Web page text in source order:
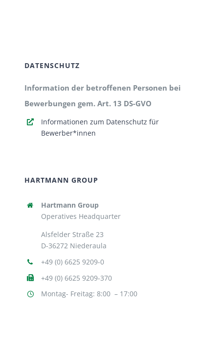
DATENSCHUTZ
Information der betroffenen Personen bei
Bewerbungen gem. Art. 13 DS-GVO
Informationen zum Datenschutz für
Bewerber*innen
HARTMANN GROUP
Hartmann Group
Operatives Headquarter
Alsfelder Straße 23
D-36272 Niederaula
+49 (0) 6625 9209-0
+49 (0) 6625 9209-370
Montag- Freitag: 8:00 – 17:00